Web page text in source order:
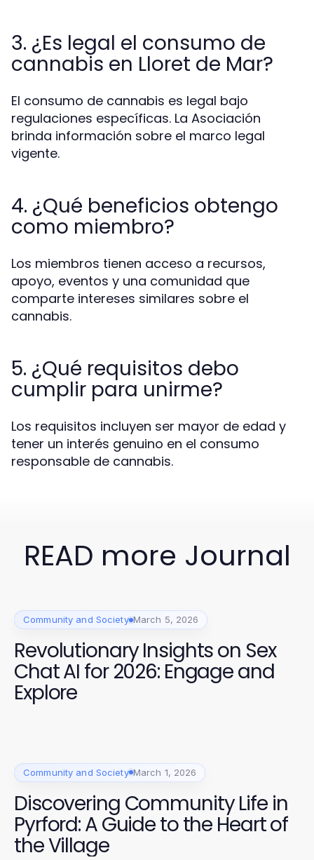
3. ¿Es legal el consumo de
cannabis en Lloret de Mar?
El consumo de cannabis es legal bajo
regulaciones específicas. La Asociación
brinda información sobre el marco legal
vigente.
4. ¿Qué beneficios obtengo
como miembro?
Los miembros tienen acceso a recursos,
apoyo, eventos y una comunidad que
comparte intereses similares sobre el
cannabis.
5. ¿Qué requisitos debo
cumplir para unirme?
Los requisitos incluyen ser mayor de edad y
tener un interés genuino en el consumo
responsable de cannabis.
READ more Journal
Community and Society March 5, 2026
Revolutionary Insights on Sex
Chat AI for 2026: Engage and
Explore
Community and Society March 1, 2026
Discovering Community Life in
Pyrford: A Guide to the Heart of
the Village